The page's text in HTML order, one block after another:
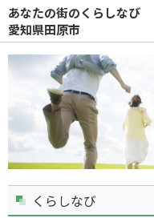
あなたの街のくらしなび
愛知県田原市
くらしなび